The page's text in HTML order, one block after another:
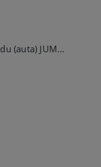
AMIO Gąbka do mycia samochodu (auta) JUMBO 26 x 17 x 7 cm